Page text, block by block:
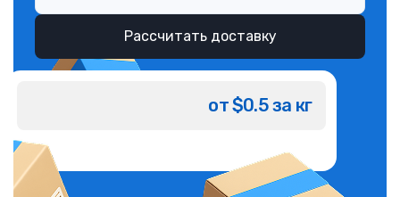
Рассчитать доставку
от $0.5 за кг